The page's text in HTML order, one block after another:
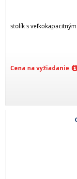
stolík s
Cena na vyžiadanie